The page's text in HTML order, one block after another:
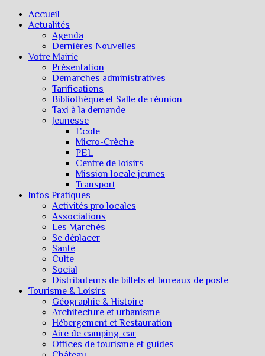
Accueil
Actualités
Agenda
Dernières Nouvelles
Votre Mairie
Présentation
Démarches administratives
Tarifications
Bibliothèque et Salle de réunion
Taxi à la demande
Jeunesse
Ecole
Micro-Crèche
PEL
Centre de loisirs
Mission locale jeunes
Transport
Infos Pratiques
Activités pro locales
Associations
Les Marchés
Se déplacer
Santé
Culte
Social
Distributeurs de billets et bureaux de poste
Tourisme & Loisirs
Géographie & Histoire
Architecture et urbanisme
Hébergement et Restauration
Aire de camping-car
Offices de tourisme et guides